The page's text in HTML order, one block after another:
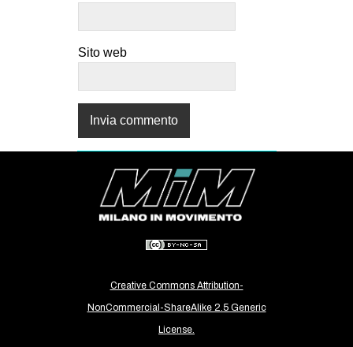
Sito web
Creative Commons Attribution-
NonCommercial-ShareAlike 2.5 Generic
License.